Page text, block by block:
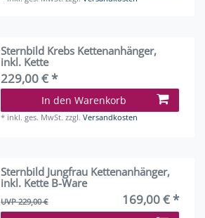
Sternbild Krebs Kettenanhänger,
inkl. Kette
229,00 € *
In den Warenkorb
* inkl. ges. MwSt. zzgl.Versandkosten
Sternbild Jungfrau Kettenanhänger,
inkl. Kette B-Ware
UVP 229,00 € 169,00 € *